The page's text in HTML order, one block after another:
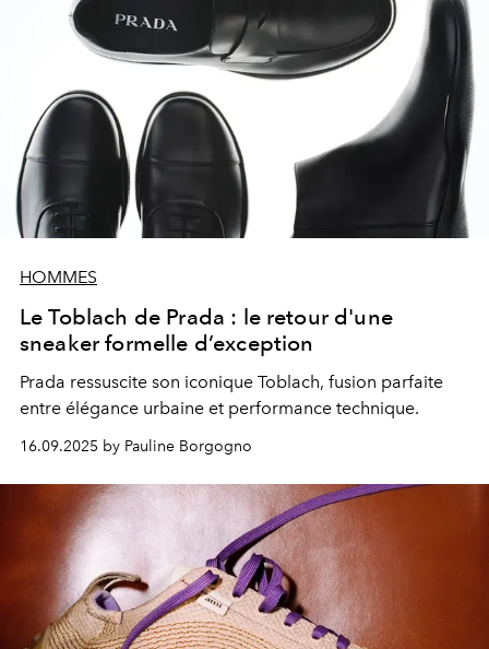
HOMMES
Le Toblach de Prada : le retour d'une
sneaker formelle d’exception
Prada ressuscite son iconique Toblach, fusion parfaite
entre élégance urbaine et performance technique.
16.09.2025 by Pauline Borgogno